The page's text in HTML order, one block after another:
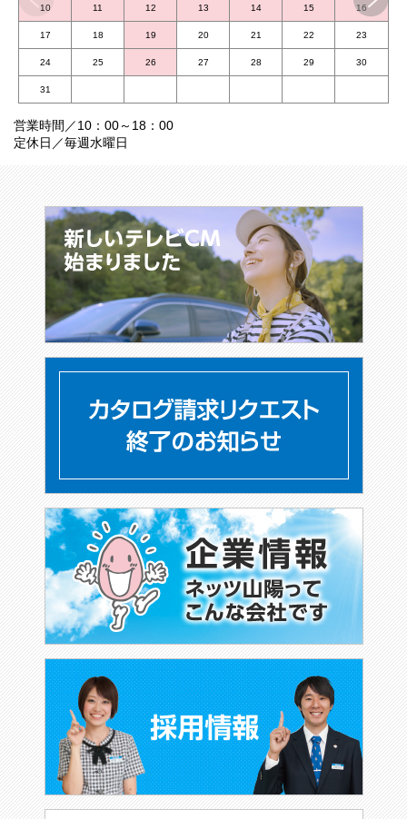
2025.08.05 新車
シエンタ 一部改良
2025.07.10
クラウン スポーツ 一部改良
2023.05.15 お知らせ
10 11 12 13 14 15 16
17 18 19 20 21 22 23
24 25 26 27 28 29 30
31
営業時間／10：00～18：00
定休日／毎週水曜日